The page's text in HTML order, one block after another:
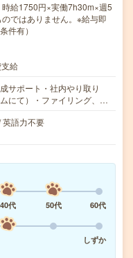
給1750円×実働7h30m×週5
ではありません。※給与即
件有）
給
サポート・社内やり取り
にて）・ファイリング、…
英語力不要
40代 50代
60代
しずか